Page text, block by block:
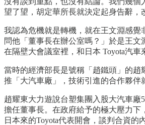
望了望，胡定華所長就決定起身告辭，
我認為危機就是轉機，就在王文淵感覺
問他「董事長在辦公室嗎？」於是王文
在隔壁大會議室裡，和日本 Toyota汽車
當時的經濟部長是號稱「趙鐵頭」的趙
推「大汽車廠」，技術引進的合作夥伴
趙耀東大力遊說台塑集團入股大汽車廠
擔任董事長。在政府給予的極大壓力下
日本來的Toyota代表開會，談判合資的